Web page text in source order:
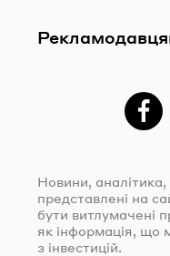
Новини,
представлені на
бути витлумачені
як інформація, що
з інвестицій.